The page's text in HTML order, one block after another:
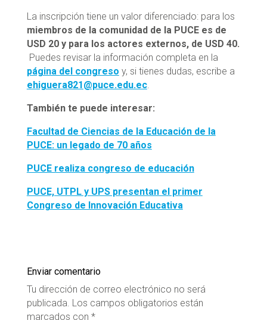
La inscripción tiene un valor diferenciado: para los
miembros de la comunidad de la PUCE es de
USD 20 y para los actores externos, de USD 40.
Puedes revisar la información completa en la
página del congreso y, si tienes dudas, escribe a
ehiguera821@puce.edu.ec.
También te puede interesar:
Facultad de Ciencias de la Educación de la
PUCE: un legado de 70 años
PUCE realiza congreso de educación
PUCE, UTPL y UPS presentan el primer
Congreso de Innovación Educativa
Enviar comentario
Tu dirección de correo electrónico no será
publicada. Los campos obligatorios están
marcados con *